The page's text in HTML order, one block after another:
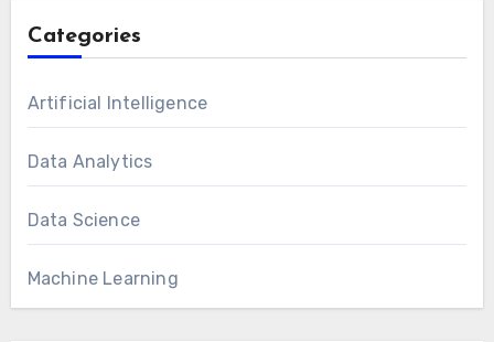
Categories
Artificial Intelligence
Data Analytics
Data Science
Machine Learning